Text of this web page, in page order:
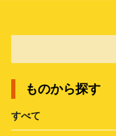
ものから探す
すべて